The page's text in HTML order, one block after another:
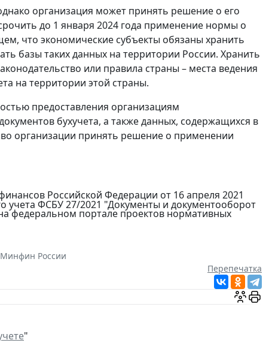
организация может принять решение о его
до 1 января 2024 года применение нормы о
что экономические субъекты обязаны хранить
базы таких данных на территории России. Хранить
или правила страны – места ведения
на территории этой страны.
предоставления организациям
бухучета, а также данных, содержащихся в
организации принять решение о применении
Российской Федерации от 16 апреля 2021
учета ФСБУ 27/2021 "Документы и документооборот
федеральном портале проектов нормативных
Минфин России
Перепечатка
"